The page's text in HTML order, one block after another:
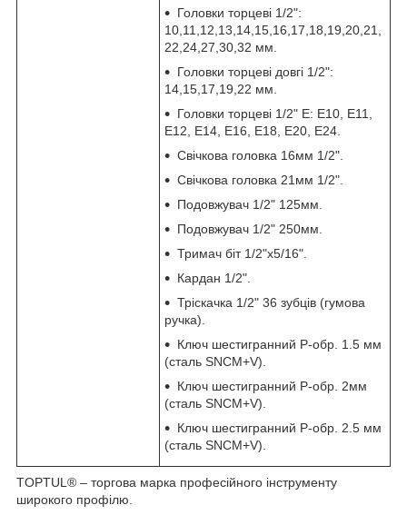
Головки торцеві 1/2":
10,11,12,13,14,15,16,17,18,19,20,21,
22,24,27,30,32 мм.
Головки торцеві довгі 1/2":
14,15,17,19,22 мм.
Головки торцеві 1/2" E: Е10, Е11,
Е12, Е14, Е16, Е18, Е20, Е24.
Свічкова головка 16мм 1/2".
Свічкова головка 21мм 1/2".
Подовжувач 1/2" 125мм.
Подовжувач 1/2" 250мм.
Тримач біт 1/2"х5/16".
Кардан 1/2".
Тріскачка 1/2" 36 зубців (гумова
ручка).
Ключ шестигранний Р-обр. 1.5 мм
(сталь SNCM+V).
Ключ шестигранний Р-обр. 2мм
(сталь SNCM+V).
Ключ шестигранний Р-обр. 2.5 мм
(сталь SNCM+V).
TOPTUL® – торгова марка професійного інструменту
широкого профілю.